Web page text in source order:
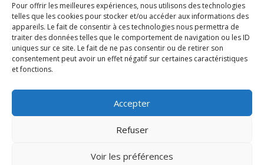
23 avenue Georges Pompidou
Politique de confidentialité
Pour offrir les meilleures expériences, nous utilisons des technologies
telles que les cookies pour stocker et/ou accéder aux informations des
appareils. Le fait de consentir à ces technologies nous permettra de
traiter des données telles que le comportement de navigation ou les ID
uniques sur ce site. Le fait de ne pas consentir ou de retirer son
consentement peut avoir un effet négatif sur certaines caractéristiques
et fonctions.
Accepter
Refuser
Voir les préférences